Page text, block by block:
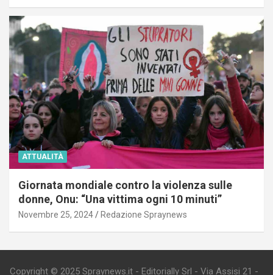
ATTUALITÀ
Giornata mondiale contro la violenza sulle
donne, Onu: “Una vittima ogni 10 minuti”
Novembre 25, 2024 Redazione Spraynews
Copyright © 2025 Spraynews.it - Editorially Srl - Via Assisi 21 -